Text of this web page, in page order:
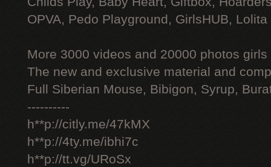
OPVA, Pedo Playground, GirlsHUB, Lolita
More 3000 videos and 20000 photos
The new and exclusive material and
Full Siberian Mouse, Bibigon, Syrup,
----------
h**p://citly.me/47kMX
h**p://4ty.me/ibhi7c
h**p://tt.vg/URoSx